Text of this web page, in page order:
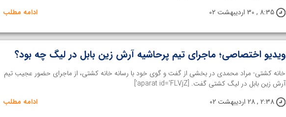
8:35 , 30 اردیبهشت 02
ادامه مطلب
ویدیو اختصاصی؛ ماجرای تیم پرحاشیه آرش زین بابل در لیگ چه بود؟
خانه کشتی- مراد محمدی در بخشی از گفت و گوی خود با رسانه خانه کشتی، از ماجرای حضور عجیب تیم
آرش زین بابل در لیگ کشتی گفت. [aparat id='FLVjZ']
2:38 , 28 اردیبهشت 02
ادامه مطلب